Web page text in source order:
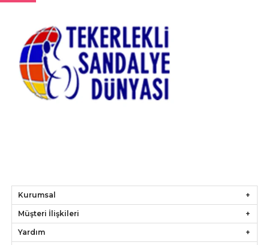
Kurumsal
Müşteri İlişkileri
Yardım